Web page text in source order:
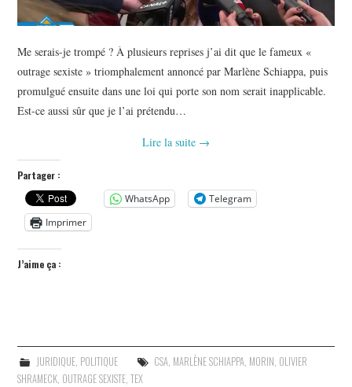
Me serais-je trompé ? À plusieurs reprises j’ai dit que le fameux «
outrage sexiste » triomphalement annoncé par Marlène Schiappa, puis
promulgué ensuite dans une loi qui porte son nom serait inapplicable.
Est-ce aussi sûr que je l’ai prétendu…
Lire la suite →
Partager :
WhatsApp
Telegram
Imprimer
J’aime ça :
JURIDIQUE, POLITIQUE CSA, MARLÈNE SCHIAPPA, MORIN, OLIVIER
SHRAMECK, OUTRAGE SEXISTE,TEX